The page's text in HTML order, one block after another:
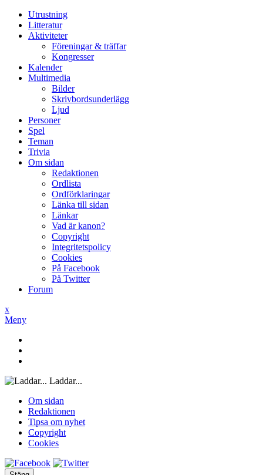
Utrustning
Litteratur
Aktiviteter
Föreningar & träffar
Kongresser
Kalender
Multimedia
Bilder
Skrivbordsunderlägg
Ljud
Personer
Spel
Teman
Trivia
Om sidan
Redaktionen
Ordlista
Ordförklaringar
Länka till sidan
Länkar
Vad är kanon?
Copyright
Integritetspolicy
Cookies
På Facebook
På Twitter
Forum
x
Meny
Laddar...
Om sidan
Redaktionen
Tipsa om nyhet
Copyright
Cookies